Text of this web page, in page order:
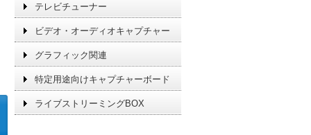
テレビチューナー
ビデオ・オーディオキャプチャー
グラフィック関連
特定用途向けキャプチャーボード
ライブストリーミングBOX